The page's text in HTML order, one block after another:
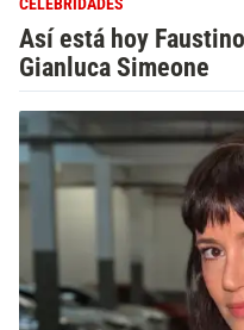
Así está hoy
Gianluca Simeone